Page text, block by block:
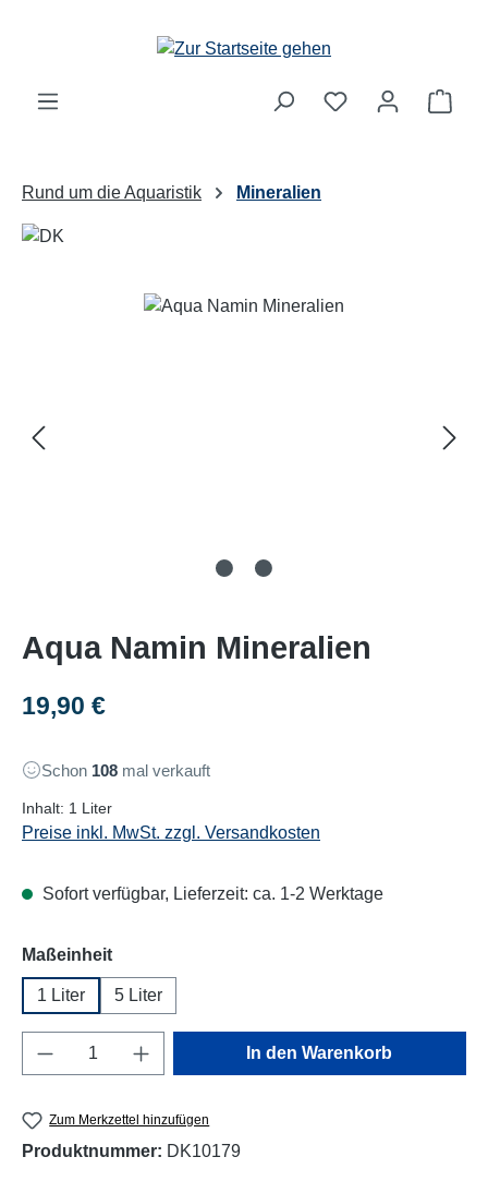
Rund um die Aquaristik Mineralien
Bildergalerie überspringen
Aqua Namin Mineralien
Regulärer Preis:
19,90 €
Schon 108 mal verkauft
Inhalt: 1 Liter
Preise inkl. MwSt. zzgl. Versandkosten
Sofort verfügbar, Lieferzeit: ca. 1-2 Werktage
Maßeinheitauswählen
1 Liter 5 Liter
Produkt Anzahl: Gib den gewünschten
In den Warenkorb
Zum Merkzettel hinzufügen
Produktnummer: DK10179